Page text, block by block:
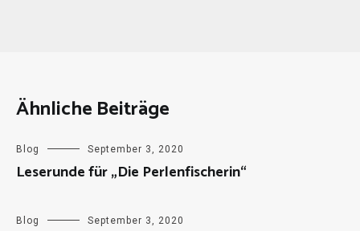
Ähnliche Beiträge
Blog September 3, 2020
Leserunde für „Die Perlenfischerin“
Blog September 3, 2020